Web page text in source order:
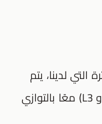
التي لدينا، يتم
توصيل المحاثات (L1 و L2 و L3) معًا بالتوازي